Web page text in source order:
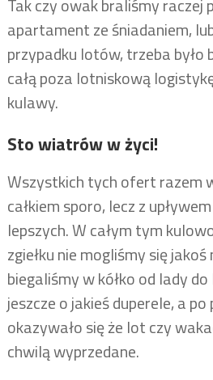
Tak czy owak braliśmy raczej
apartament ze śniadaniem,
przypadku lotów, trzeba było
całą poza lotniskową
kulawy.
Sto wiatrów w życi!
Wszystkich tych ofert razem
całkiem sporo, lecz z
lepszych. W całym tym
zgiełku nie mogliśmy się
biegaliśmy w kółko od lady
jeszcze o jakieś duperele, a
okazywało się że lot czy
chwilą wyprzedane.